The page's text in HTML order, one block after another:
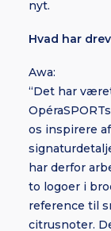
nyt.
Hvad har
Awa:
“Det har
os inspirere
har derfor
to logoer i
reference til
citrusnoter.